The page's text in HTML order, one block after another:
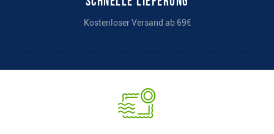
Kostenloser Versand ab 69€